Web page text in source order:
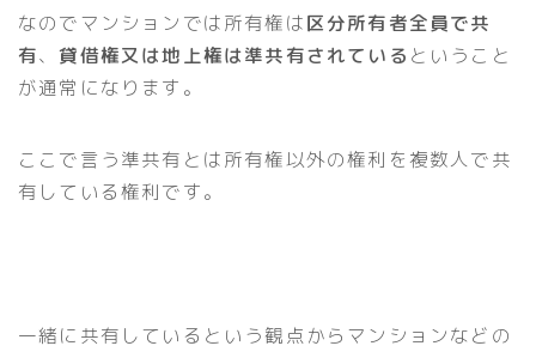
なのでマンションでは所有権は区分所有者全員で共
有、貸借権又は地上権は準共有されている ということ
が通常になります。
ここで言う準共有とは所有権以外の権利を複数人で共
有している権利です。
一緒に共有しているという観点からマンションなどの